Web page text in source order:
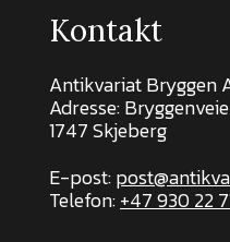
Kontakt
Antikvariat Bryggen
Adresse:
1747 Skjeberg
E-post:
Telefon:+47 930 22